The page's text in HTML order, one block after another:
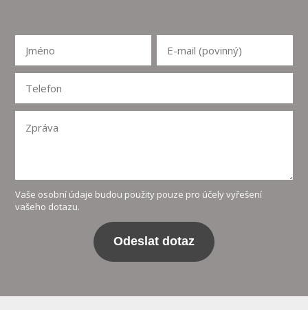
Vaše osobní údaje budou použity pouze pro účely vyřešení
vašeho dotazu.
Odeslat dotaz